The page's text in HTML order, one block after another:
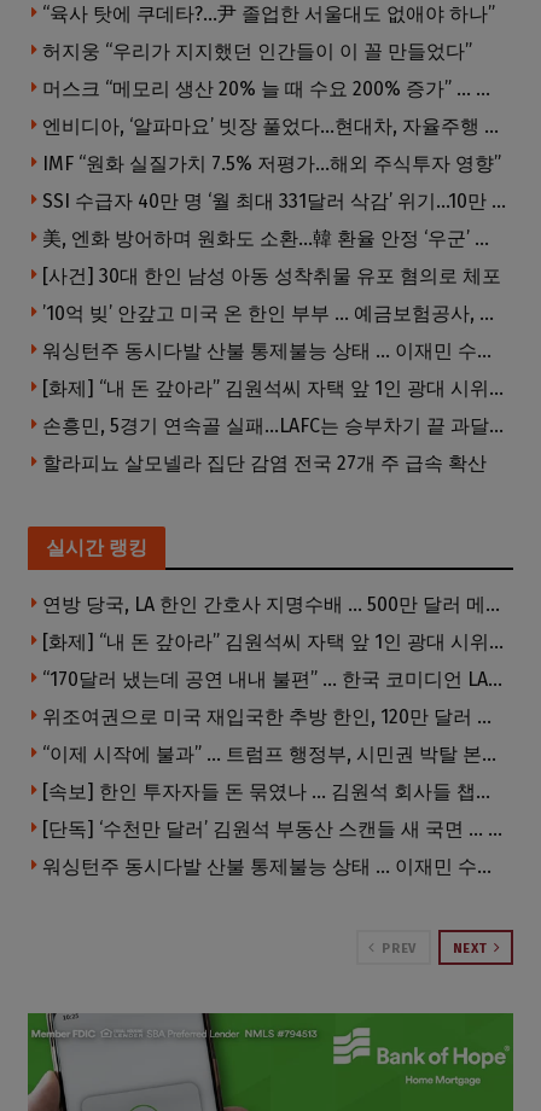
“육사 탓에 쿠데타?…尹 졸업한 서울대도 없애야 하나”
허지웅 “우리가 지지했던 인간들이 이 꼴 만들었다”
머스크 “메모리 생산 20% 늘 때 수요 200% 증가” … 반도체 매출 1조달러 눈 앞
엔비디아, ‘알파마요’ 빗장 풀었다…현대차, 자율주행 속도내나
IMF “원화 실질가치 7.5% 저평가…해외 주식투자 영향”
SSI 수급자 40만 명 ‘월 최대 331달러 삭감’ 위기…10만 명은 수급자격 상실
美, 엔화 방어하며 원화도 소환…韓 환율 안정 ‘우군’ 되나
[사건] 30대 한인 남성 아동 성착취물 유포 혐의로 체포
’10억 빚’ 안갚고 미국 온 한인 부부 … 예금보험공사, 미국서 소송
워싱턴주 동시다발 산불 통제불능 상태 … 이재민 수십만명
[화제] “내 돈 갚아라” 김원석씨 자택 앞 1인 광대 시위 … 한인 투자사, “108만 달러 못받아”
손흥민, 5경기 연속골 실패…LAFC는 승부차기 끝 과달라하라 격파
할라피뇨 살모넬라 집단 감염 전국 27개 주 급속 확산
실시간 랭킹
연방 당국, LA 한인 간호사 지명수배 … 500만 달러 메디캐어 사기, 선고 직전 한국 도주
[화제] “내 돈 갚아라” 김원석씨 자택 앞 1인 광대 시위 … 한인 투자사, “108만 달러 못받아”
“170달러 냈는데 공연 내내 불편” … 한국 코미디언 LA공연, 음향 불량에 외모 비하 개그 논란
위조여권으로 미국 재입국한 추방 한인, 120만 달러 은행 사기 행각
“이제 시작에 불과” … 트럼프 행정부, 시민권 박탈 본격화
[속보] 한인 투자자들 돈 묶였나 … 김원석 회사들 챕터7 강제파산·자진파산 잇따라 신청
[단독] ‘수천만 달러’ 김원석 부동산 스캔들 새 국면 … 한인 투자자들 소송 잇따라 ‘디폴트’ 절차
워싱턴주 동시다발 산불 통제불능 상태 … 이재민 수십만명
PREV NEXT